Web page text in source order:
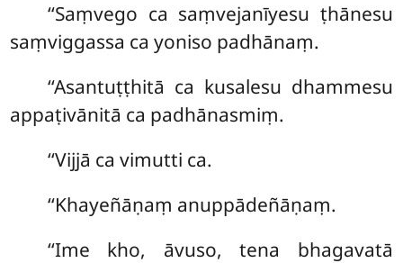
‘‘Saṃvego ca saṃvejanīyesu ṭhānesu
saṃviggassa ca yoniso padhānaṃ.
‘‘Asantuṭṭhitā ca kusalesu dhammesu
appaṭivānitā ca padhānasmiṃ.
‘‘Vijjā ca vimutti ca.
‘‘Khayeñāṇaṃ anuppādeñāṇaṃ.
‘‘Ime kho, āvuso, tena bhagavatā